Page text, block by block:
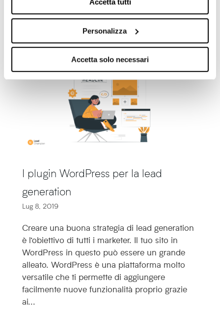
Accetta tutti
Personalizza
Accetta solo necessari
Linkedin per permettere l’importazione degli
account direttamente sulla piattaforma social...
I plugin WordPress per la lead
generation
Lug 8, 2019
Creare una buona strategia di lead generation
è l’obiettivo di tutti i marketer. Il tuo sito in
WordPress in questo può essere un grande
alleato. WordPress è una piattaforma molto
versatile che ti permette di aggiungere
facilmente nuove funzionalità proprio grazie
ai...